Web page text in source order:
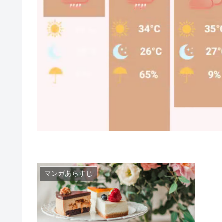
マンガあらすじ